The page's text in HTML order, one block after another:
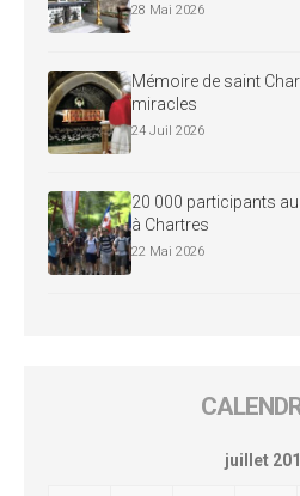
28 Mai 2026
Mémoire de saint
miracles
24 Juil 2026
20 000 participants
à Chartres
22 Mai 2026
juillet